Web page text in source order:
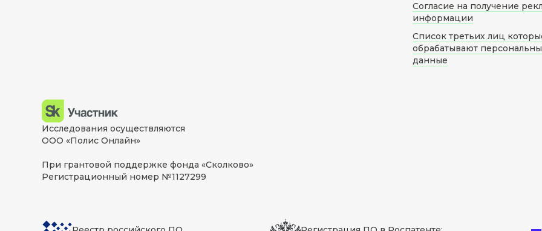
Согласие на получение
информации
Список третьих лиц
обрабатывают
данные
Исследования осуществляются
ООО «Полис Онлайн»
При грантовой поддержке фонда «Сколково»
Регистрационный номер №1127299